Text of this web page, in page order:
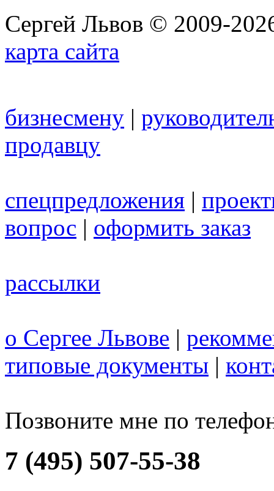
Сергей Львов © 2009-
карта сайта
бизнесмену |
продавцу
спецпредложения |
вопрос | оформить заказ
рассылки
о Сергее Львове |
типовые документы |
Позвоните мне по
7 (495) 507-55-38